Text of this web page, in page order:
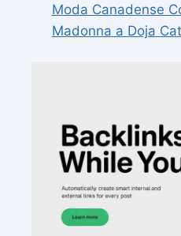
Moda Canadense
Madonna a Doja Cat